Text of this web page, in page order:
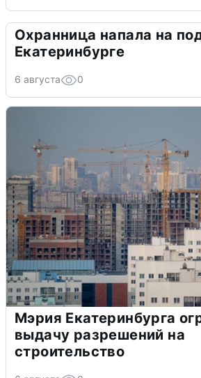
Охранница напала на
Екатеринбурге
6 августа 0
Мэрия Екатеринбурга
выдачу разрешений на
строительство